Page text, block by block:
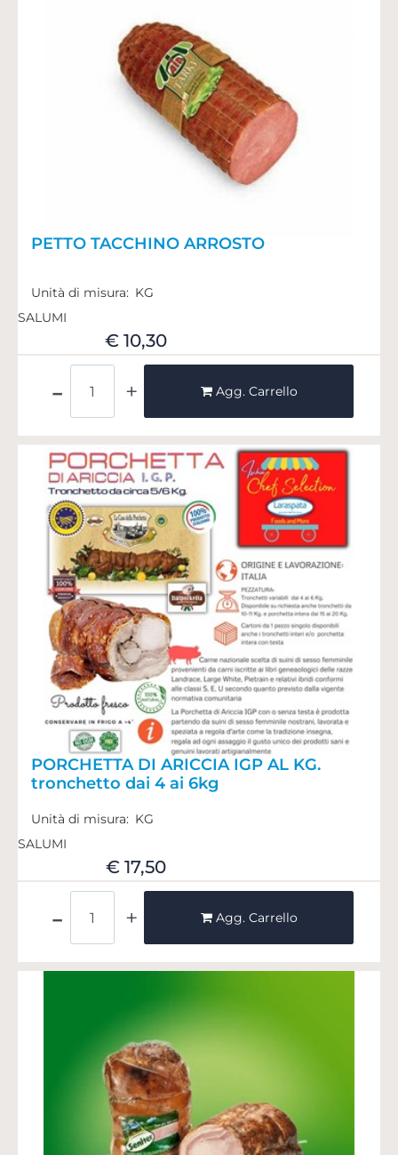
PETTO TACCHINO ARROSTO
Unità di misura: KG
SALUMI
€ 10,30
Agg. Carrello
PORCHETTA DI ARICCIA IGP AL KG.
tronchetto dai 4 ai 6kg
Unità di misura: KG
SALUMI
€ 17,50
Agg. Carrello